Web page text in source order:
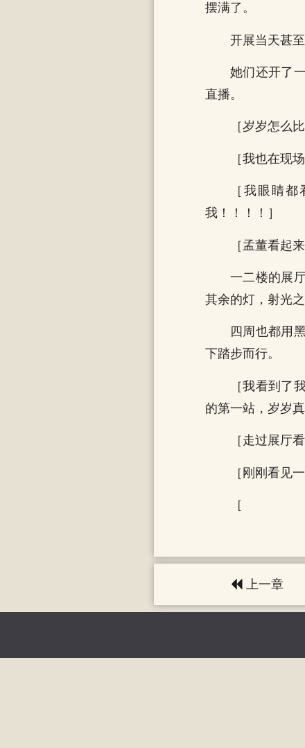
摆满了。
开展当天甚
她们还开了
直播。
［岁岁怎么
［我也在现
［我眼睛
我！！！！］
［孟董看起
一二楼的展
其余的灯，射光
四周也都用
下踏步而行。
［我看到了
的第一站，岁岁
［走过展厅
［刚刚看见
［
上一章